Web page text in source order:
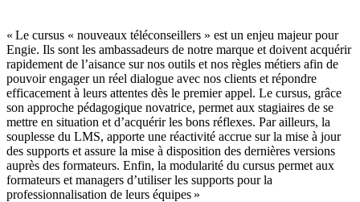
« Le cursus « nouveaux téléconseillers » est un enjeu majeur pour
Engie. Ils sont les ambassadeurs de notre marque et doivent acquérir
rapidement de l’aisance sur nos outils et nos règles métiers afin de
pouvoir engager un réel dialogue avec nos clients et répondre
efficacement à leurs attentes dès le premier appel. Le cursus, grâce
son approche pédagogique novatrice, permet aux stagiaires de se
mettre en situation et d’acquérir les bons réflexes. Par ailleurs, la
souplesse du LMS, apporte une réactivité accrue sur la mise à jour
des supports et assure la mise à disposition des dernières versions
auprès des formateurs. Enfin, la modularité du cursus permet aux
formateurs et managers d’utiliser les supports pour la
professionnalisation de leurs équipes »